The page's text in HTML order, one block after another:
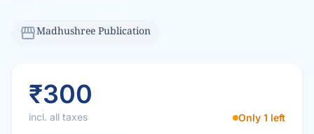
storefrontMadhushree Publication
₹300
incl. all taxes Only 1 left